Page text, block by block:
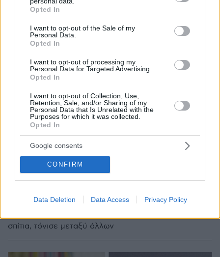
grant or deny consent to Google and its third-party tags to
use your data for below specified purposes in below Google
consent section.
Opted In
I want to opt-out of the Sale of my
Personal Data.
Opted In
I want to opt-out of processing my
Personal Data for Targeted Advertising.
Opted In
I want to opt-out of Collection, Use,
Retention, Sale, and/or Sharing of my
Personal Data that Is Unrelated with the
Purposes for which it was collected.
Opted In
Google consents
CONFIRM
Data Deletion Data Access Privacy Policy
επειδή μετά από την ερωτική πράξη της είπα να φύγει
Τα ζευγάρια πρέπει να κοιμούνται σε ξεχωριστά
σπίτια, τόνισε μεταξύ άλλων
09.06.2025, 10:18 90